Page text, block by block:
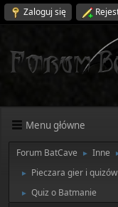
Zaloguj się
Menu główne
Forum BatCave ► Inne
► Pieczara gier i quizów
► Quiz o Batmanie